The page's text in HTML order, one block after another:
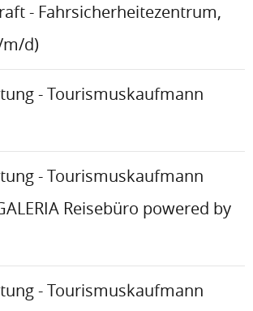
- Fahrsicherheitezentrum,
d)
- Tourismuskaufmann
- Tourismuskaufmann
Reisebüro powered by
- Tourismuskaufmann